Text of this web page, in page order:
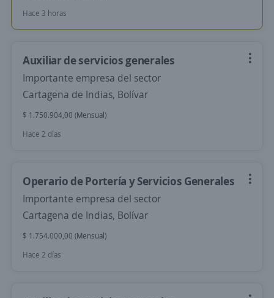
Hace 3 horas
Auxiliar de servicios generales
Importante empresa del sector
Cartagena de Indias, Bolívar
$ 1.750.904,00 (Mensual)
Hace 2 días
Operario de Portería y Servicios Generales
Importante empresa del sector
Cartagena de Indias, Bolívar
$ 1.754.000,00 (Mensual)
Hace 2 días